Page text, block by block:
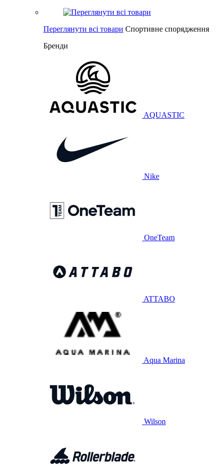
Переглянути всі товари Спортивне спорядження
Бренди
AQUASTIC
Nike
OneTeam
ATTABO
Aqua Marina
Wilson